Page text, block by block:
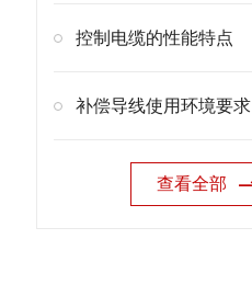
控制电缆的性能特点
补偿导线使用环境要求
查看全部